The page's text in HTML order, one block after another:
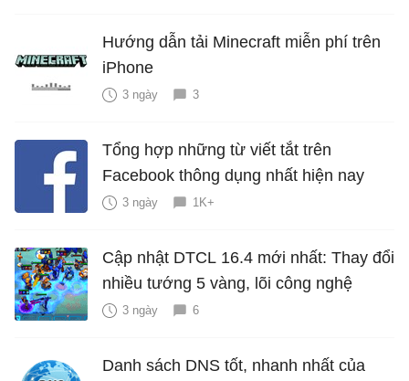
Hướng dẫn tải Minecraft miễn phí trên
iPhone
3 ngày 3
Tổng hợp những từ viết tắt trên
Facebook thông dụng nhất hiện nay
3 ngày 1K+
Cập nhật DTCL 16.4 mới nhất: Thay đổi
nhiều tướng 5 vàng, lõi công nghệ
3 ngày 6
Danh sách DNS tốt, nhanh nhất của